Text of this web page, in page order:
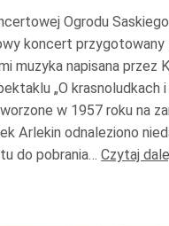
Ogrodu
koncert przygotowany
muzyka napisana przez
„O krasnoludkach
w 1957 roku na
Arlekin odnaleziono
do pobrania… Czytaj